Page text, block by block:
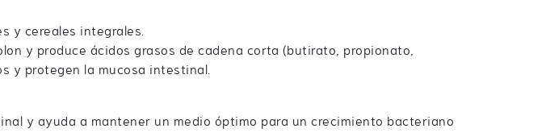
y cereales integrales.
y produce ácidos grasos de cadena corta (butirato, propionato,
y protegen la mucosa intestinal.
y ayuda a mantener un medio óptimo para un crecimiento bacteriano